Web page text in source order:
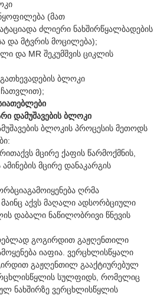
(მათ
და ძლიერი ნახშირწყალბადების
და მტვრის მოცილება);
და MR შეკუმშვის ციკლის
ბლოკი
ჩათვლით);
დამუშავების ბლოკი
ბლოკის პროცესის მეთოდს
აქვს მცირე ქაფის წარმოქმნის,
მცირე დანაკარგის
გამოიყენება ღრმა
აქვს მაღალი ადსორბციული
დაბალი ნაწილობრივი წნევის
გოგირდით გაჟღენთილი
იაფია. ვერცხლისწყალი
გაჟღენთილ გააქტიურებულ
სულფიდს, რომელიც
ნახშირზე ვერცხლისწყლის